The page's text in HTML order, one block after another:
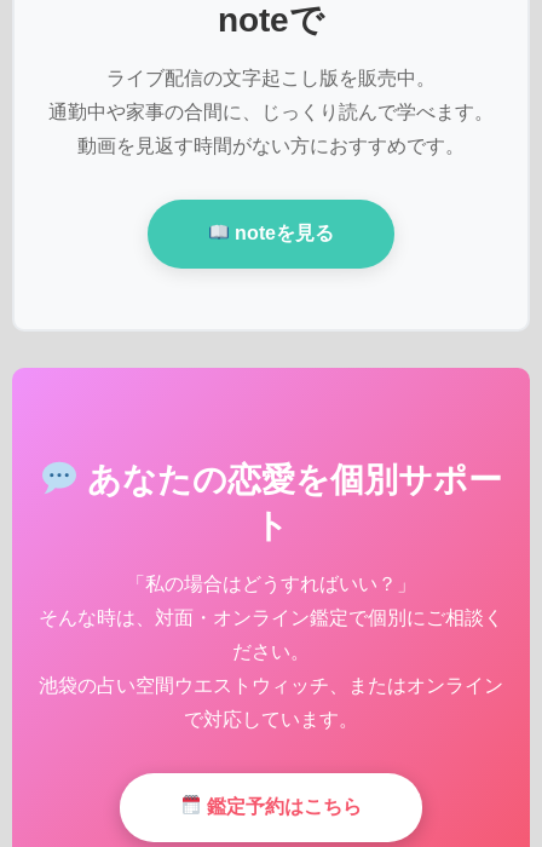
noteで
ライブ配信の文字起こし版を販売中。
通勤中や家事の合間に、じっくり読んで学べます。
動画を見返す時間がない方におすすめです。
noteを見る
あなたの恋愛を個別サポー
ト
「私の場合はどうすればいい？」
そんな時は、対面・オンライン鑑定で個別にご相談く
ださい。
池袋の占い空間ウエストウィッチ、またはオンライン
で対応しています。
鑑定予約はこちら